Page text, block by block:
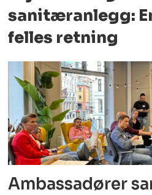
sanitæranlegg:
felles retning
Ambassadører